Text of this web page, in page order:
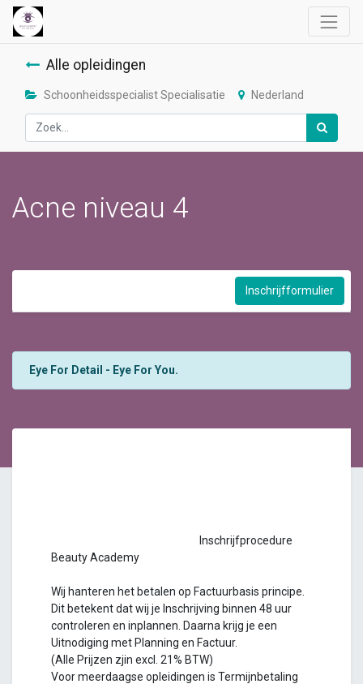
Alle opleidingen
Schoonheidsspecialist Specialisatie Nederland
Acne niveau 4
Inschrijfformulier
Eye For Detail - Eye For You.
Inschrijfprocedure
Beauty Academy
Wij hanteren het betalen op Factuurbasis principe.
Dit betekent dat wij je Inschrijving binnen 48 uur
controleren en inplannen. Daarna krijg je een
Uitnodiging met Planning en Factuur.
(Alle Prijzen zjin excl. 21% BTW)
Voor meerdaagse opleidingen is Termijnbetaling